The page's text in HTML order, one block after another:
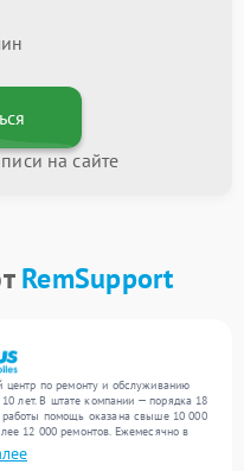
на сайте
RemSupport
центр по ремонту и обслуживанию
лет. В штате компании — порядка 18
помощь оказана свыше 10 000
12 000 ремонтов. Ежемесячно в
включая , , . Мы устраняем поломки
сервиса благодаря опыту